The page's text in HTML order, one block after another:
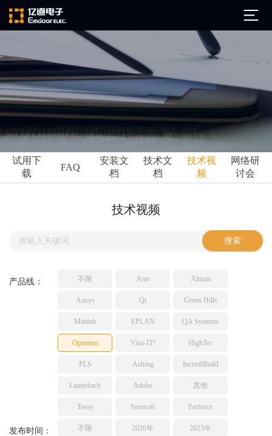
公司简介
发展历程
企业文化
ARM
Ansys
Perforce
TESSY
亿道动态
市场活动
技术文档
网络研讨会
试用下
载
FAQ
安装文
档
技术文
档
技术视
频
网络研
讨会
技术视频
产品线： 不限 Arm Altium
Ansys Qt Green Hills
Minitab EPLAN QA Systems
Opentext Visu-IT! HighTec
PLS Ashing IncrediBuild
Lauterbach Adobe 其他
Tessy Suresoft Perforce
发布时间： 不限 2026年 2025年